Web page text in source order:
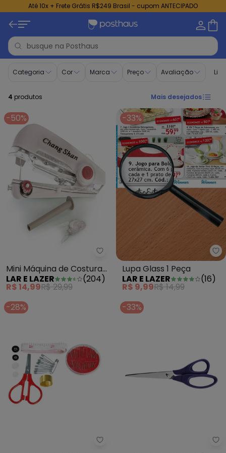
Até 10x + Frete Grátis R$249 Brasil - cupom ANTECIPADO
Categoria Cor Marca Preço Avaliação
4 produtos Mais desejados
-50%
Lar e Lazer - Mini Máquina de
Mini Máquina de Costura
Manual 1 Peça
LAR E LAZER (204)
R$ 14,99R$ 29,99
-33%
Lupa Glass 1 Peça
LAR E LAZER
(16)
R$ 9,99R$ 14,99
-28%
Mundo Lar - Kit Costura
-33%